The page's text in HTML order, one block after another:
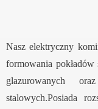
Nasz elektryczny
formowania
glazurowanych
stalowych.Posiada